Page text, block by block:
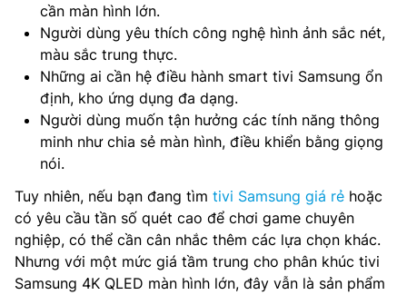
cần màn hình lớn.
Người dùng yêu thích công nghệ hình ảnh sắc nét,
màu sắc trung thực.
Những ai cần hệ điều hành smart tivi Samsung ổn
định, kho ứng dụng đa dạng.
Người dùng muốn tận hưởng các tính năng thông
minh như chia sẻ màn hình, điều khiển bằng giọng
nói.
Tuy nhiên, nếu bạn đang tìm tivi Samsung giá rẻ hoặc
có yêu cầu tần số quét cao để chơi game chuyên
nghiệp, có thể cần cân nhắc thêm các lựa chọn khác.
Nhưng với một mức giá tầm trung cho phân khúc tivi
Samsung 4K QLED màn hình lớn, đây vẫn là sản phẩm